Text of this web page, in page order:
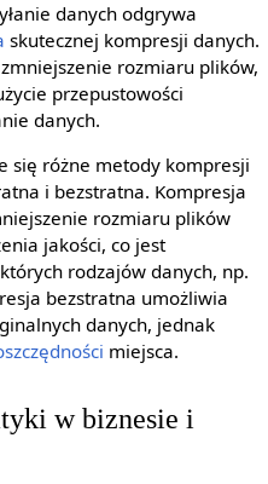
danych odgrywa
skutecznej kompresji danych.
rozmiaru plików,
przepustowości
danych.
się różne metody kompresji
i bezstratna. Kompresja
rozmiaru plików
jakości, co jest
rodzajów danych, np.
bezstratna umożliwia
danych, jednak
miejsca.
w biznesie i